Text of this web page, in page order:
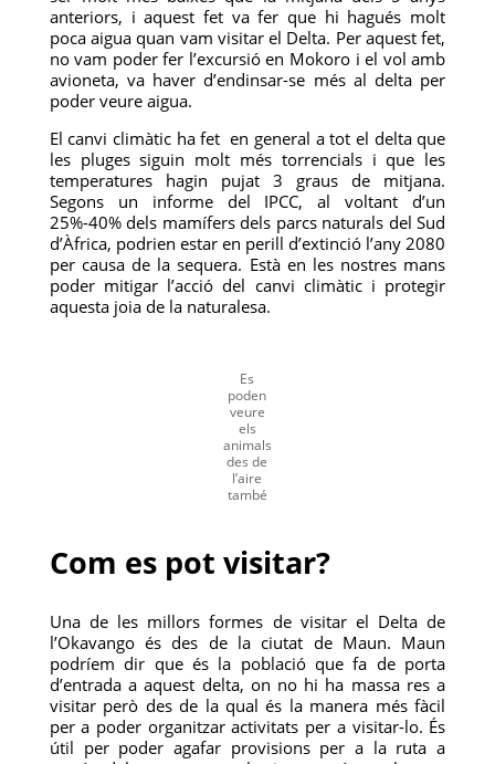
anteriors, i aquest fet va fer que hi hagués molt
poca aigua quan vam visitar el Delta. Per aquest fet,
no vam poder fer l’excursió en Mokoro i el vol amb
avioneta, va haver d’endinsar-se més al delta per
poder veure aigua.
El canvi climàtic ha fet en general a tot el delta que
les pluges siguin molt més torrencials i que les
temperatures hagin pujat 3 graus de mitjana.
Segons un informe del IPCC, al voltant d’un
25%-40% dels mamífers dels parcs naturals del Sud
d’Àfrica, podrien estar en perill d’extinció l’any 2080
per causa de la sequera. Està en les nostres mans
poder mitigar l’acció del canvi climàtic i protegir
aquesta joia de la naturalesa.
Es
poden
veure
els
animals
des de
l’aire
també
Com es pot visitar?
Una de les millors formes de visitar el Delta de
l’Okavango és des de la ciutat de Maun. Maun
podríem dir que és la població que fa de porta
d’entrada a aquest delta, on no hi ha massa res a
visitar però des de la qual és la manera més fàcil
per a poder organitzar activitats per a visitar-lo. És
útil per poder agafar provisions per a la ruta a